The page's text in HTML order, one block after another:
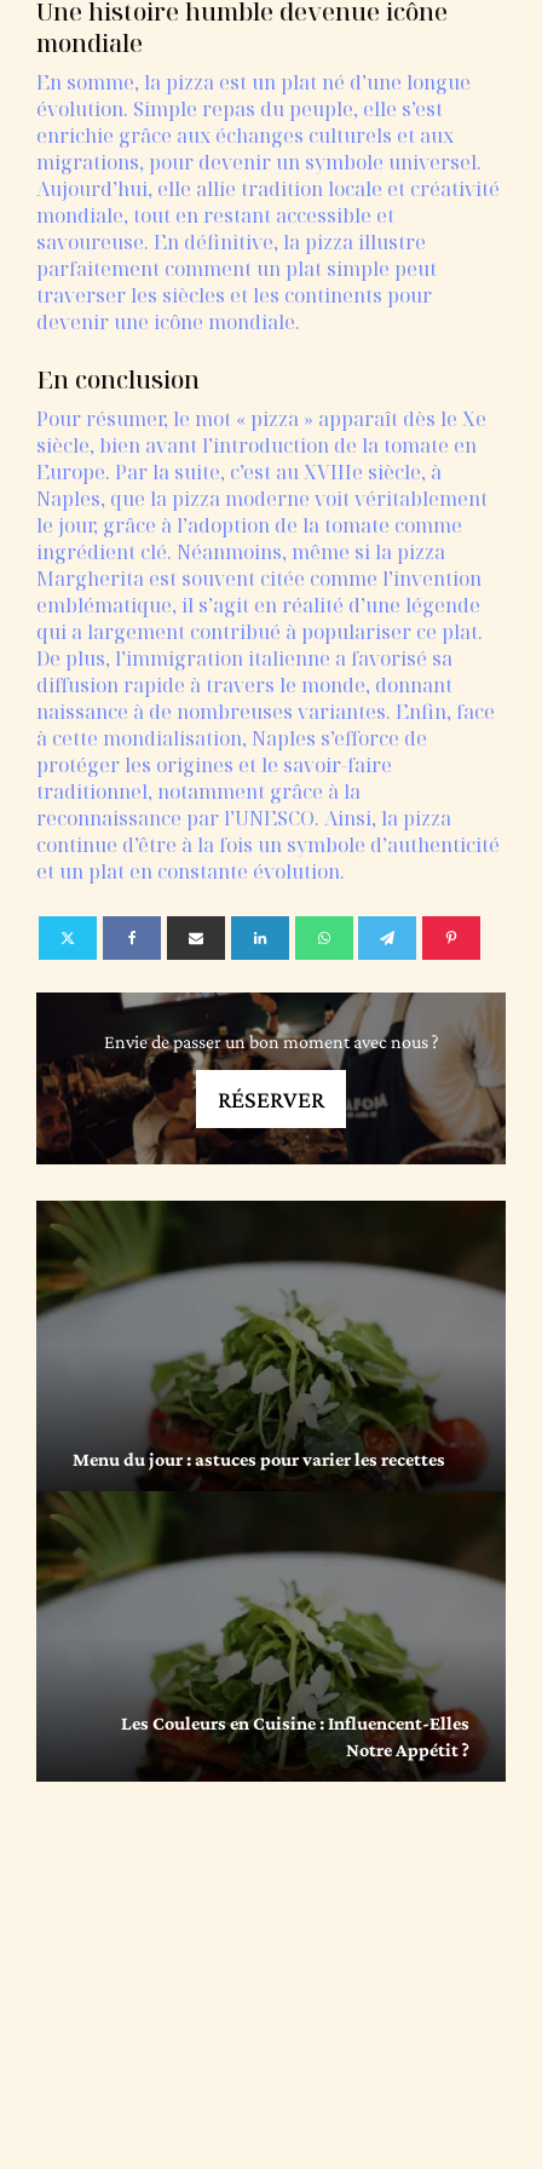
Une histoire humble devenue icône
mondiale
En somme, la pizza est un plat né d’une longue
évolution. Simple repas du peuple, elle s’est
enrichie grâce aux échanges culturels et aux
migrations, pour devenir un symbole universel.
Aujourd’hui, elle allie tradition locale et créativité
mondiale, tout en restant accessible et
savoureuse. En définitive, la pizza illustre
parfaitement comment un plat simple peut
traverser les siècles et les continents pour
devenir une icône mondiale.
En conclusion
Pour résumer, le mot « pizza » apparaît dès le Xe
siècle, bien avant l’introduction de la tomate en
Europe. Par la suite, c’est auXVIIIe siècle, à
Naples, que la pizza moderne voit véritablement
le jour, grâce à l’adoption de la tomate comme
ingrédient clé. Néanmoins, même si la pizza
Margherita est souvent citée comme l’invention
emblématique, il s’agit en réalité d’une légende
qui a largement contribué à populariser ce plat.
De plus, l’immigration italienne a favorisé sa
diffusion rapide à travers le monde, donnant
naissance à de nombreuses variantes. Enfin, face
à cette mondialisation, Naples s’efforce de
protéger les origines et le savoir-faire
traditionnel, notamment grâce à la
reconnaissance par l’UNESCO. Ainsi, la pizza
continue d’être à la fois un symbole d’authenticité
et un plat en constante évolution.
Envie de passer un bon moment avec nous ?
RÉSERVER
Menu du jour : astuces pour varier les recettes
Les Couleurs en Cuisine : Influencent-Elles
Notre Appétit ?